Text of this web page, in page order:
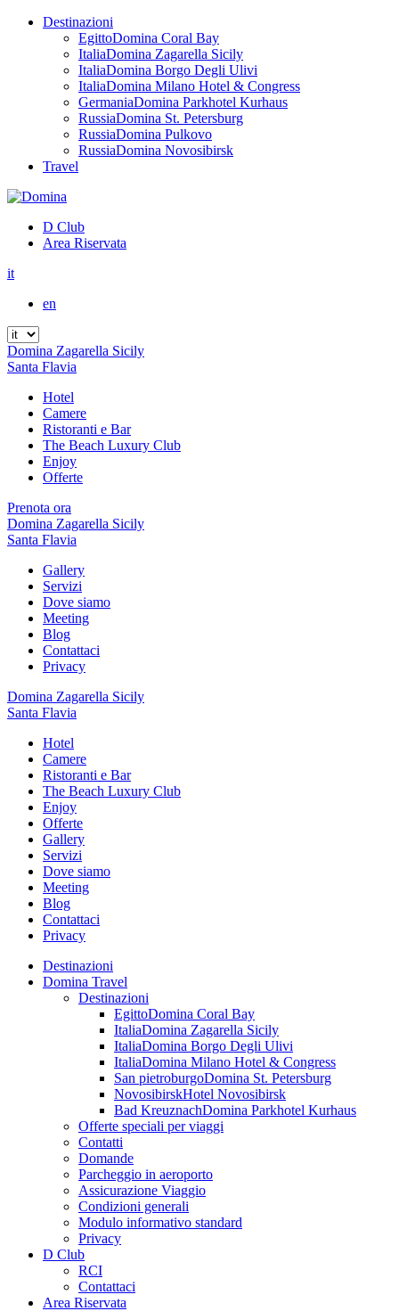
Destinazioni
EgittoDomina Coral Bay
ItaliaDomina Zagarella Sicily
ItaliaDomina Borgo Degli Ulivi
ItaliaDomina Milano Hotel & Congress
GermaniaDomina Parkhotel Kurhaus
RussiaDomina St. Petersburg
RussiaDomina Pulkovo
RussiaDomina Novosibirsk
Travel
D Club
Area Riservata
it
en
Domina Zagarella Sicily
Santa Flavia
Hotel
Camere
Ristoranti e Bar
The Beach Luxury Club
Enjoy
Offerte
Prenota ora
Domina Zagarella Sicily
Santa Flavia
Gallery
Servizi
Dove siamo
Meeting
Blog
Contattaci
Privacy
Domina Zagarella Sicily
Santa Flavia
Hotel
Camere
Ristoranti e Bar
The Beach Luxury Club
Enjoy
Offerte
Gallery
Servizi
Dove siamo
Meeting
Blog
Contattaci
Privacy
Destinazioni
Domina Travel
Destinazioni
EgittoDomina Coral Bay
ItaliaDomina Zagarella Sicily
ItaliaDomina Borgo Degli Ulivi
ItaliaDomina Milano Hotel & Congress
San pietroburgoDomina St. Petersburg
NovosibirskHotel Novosibirsk
Bad KreuznachDomina Parkhotel Kurhaus
Offerte speciali per viaggi
Contatti
Domande
Parcheggio in aeroporto
Assicurazione Viaggio
Condizioni generali
Modulo informativo standard
Privacy
D Club
RCI
Contattaci
Area Riservata